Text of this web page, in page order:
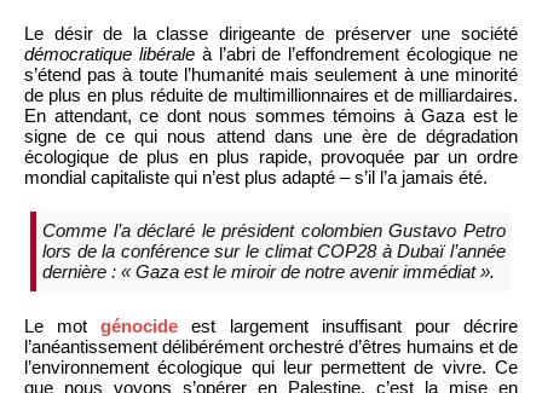
Le désir de la classe dirigeante de préserver une société
démocratique libéraleà l’abri de l’effondrement écologique ne
s’étend pas à toute l’humanité mais seulement à une minorité
de plus en plus réduite de multimillionnaires et de milliardaires.
En attendant, ce dont nous sommes témoins à Gaza est le
signe de ce qui nous attend dans une ère de dégradation
écologique de plus en plus rapide, provoquée par un ordre
mondial capitaliste qui n’est plus adapté – s’il l’a jamais été.
Comme l’a déclaré le président colombien Gustavo Petro
lors de la conférence sur le climat COP28 à Dubaï l’année
dernière : « Gaza est le miroir de notre avenir immédiat ».
Le motgénocide est largement insuffisant pour décrire
l’anéantissement délibérément orchestré d’êtres humains et de
l’environnement écologique qui leur permettent de vivre. Ce
que nous voyons s’opérer en Palestine, c’est la mise en